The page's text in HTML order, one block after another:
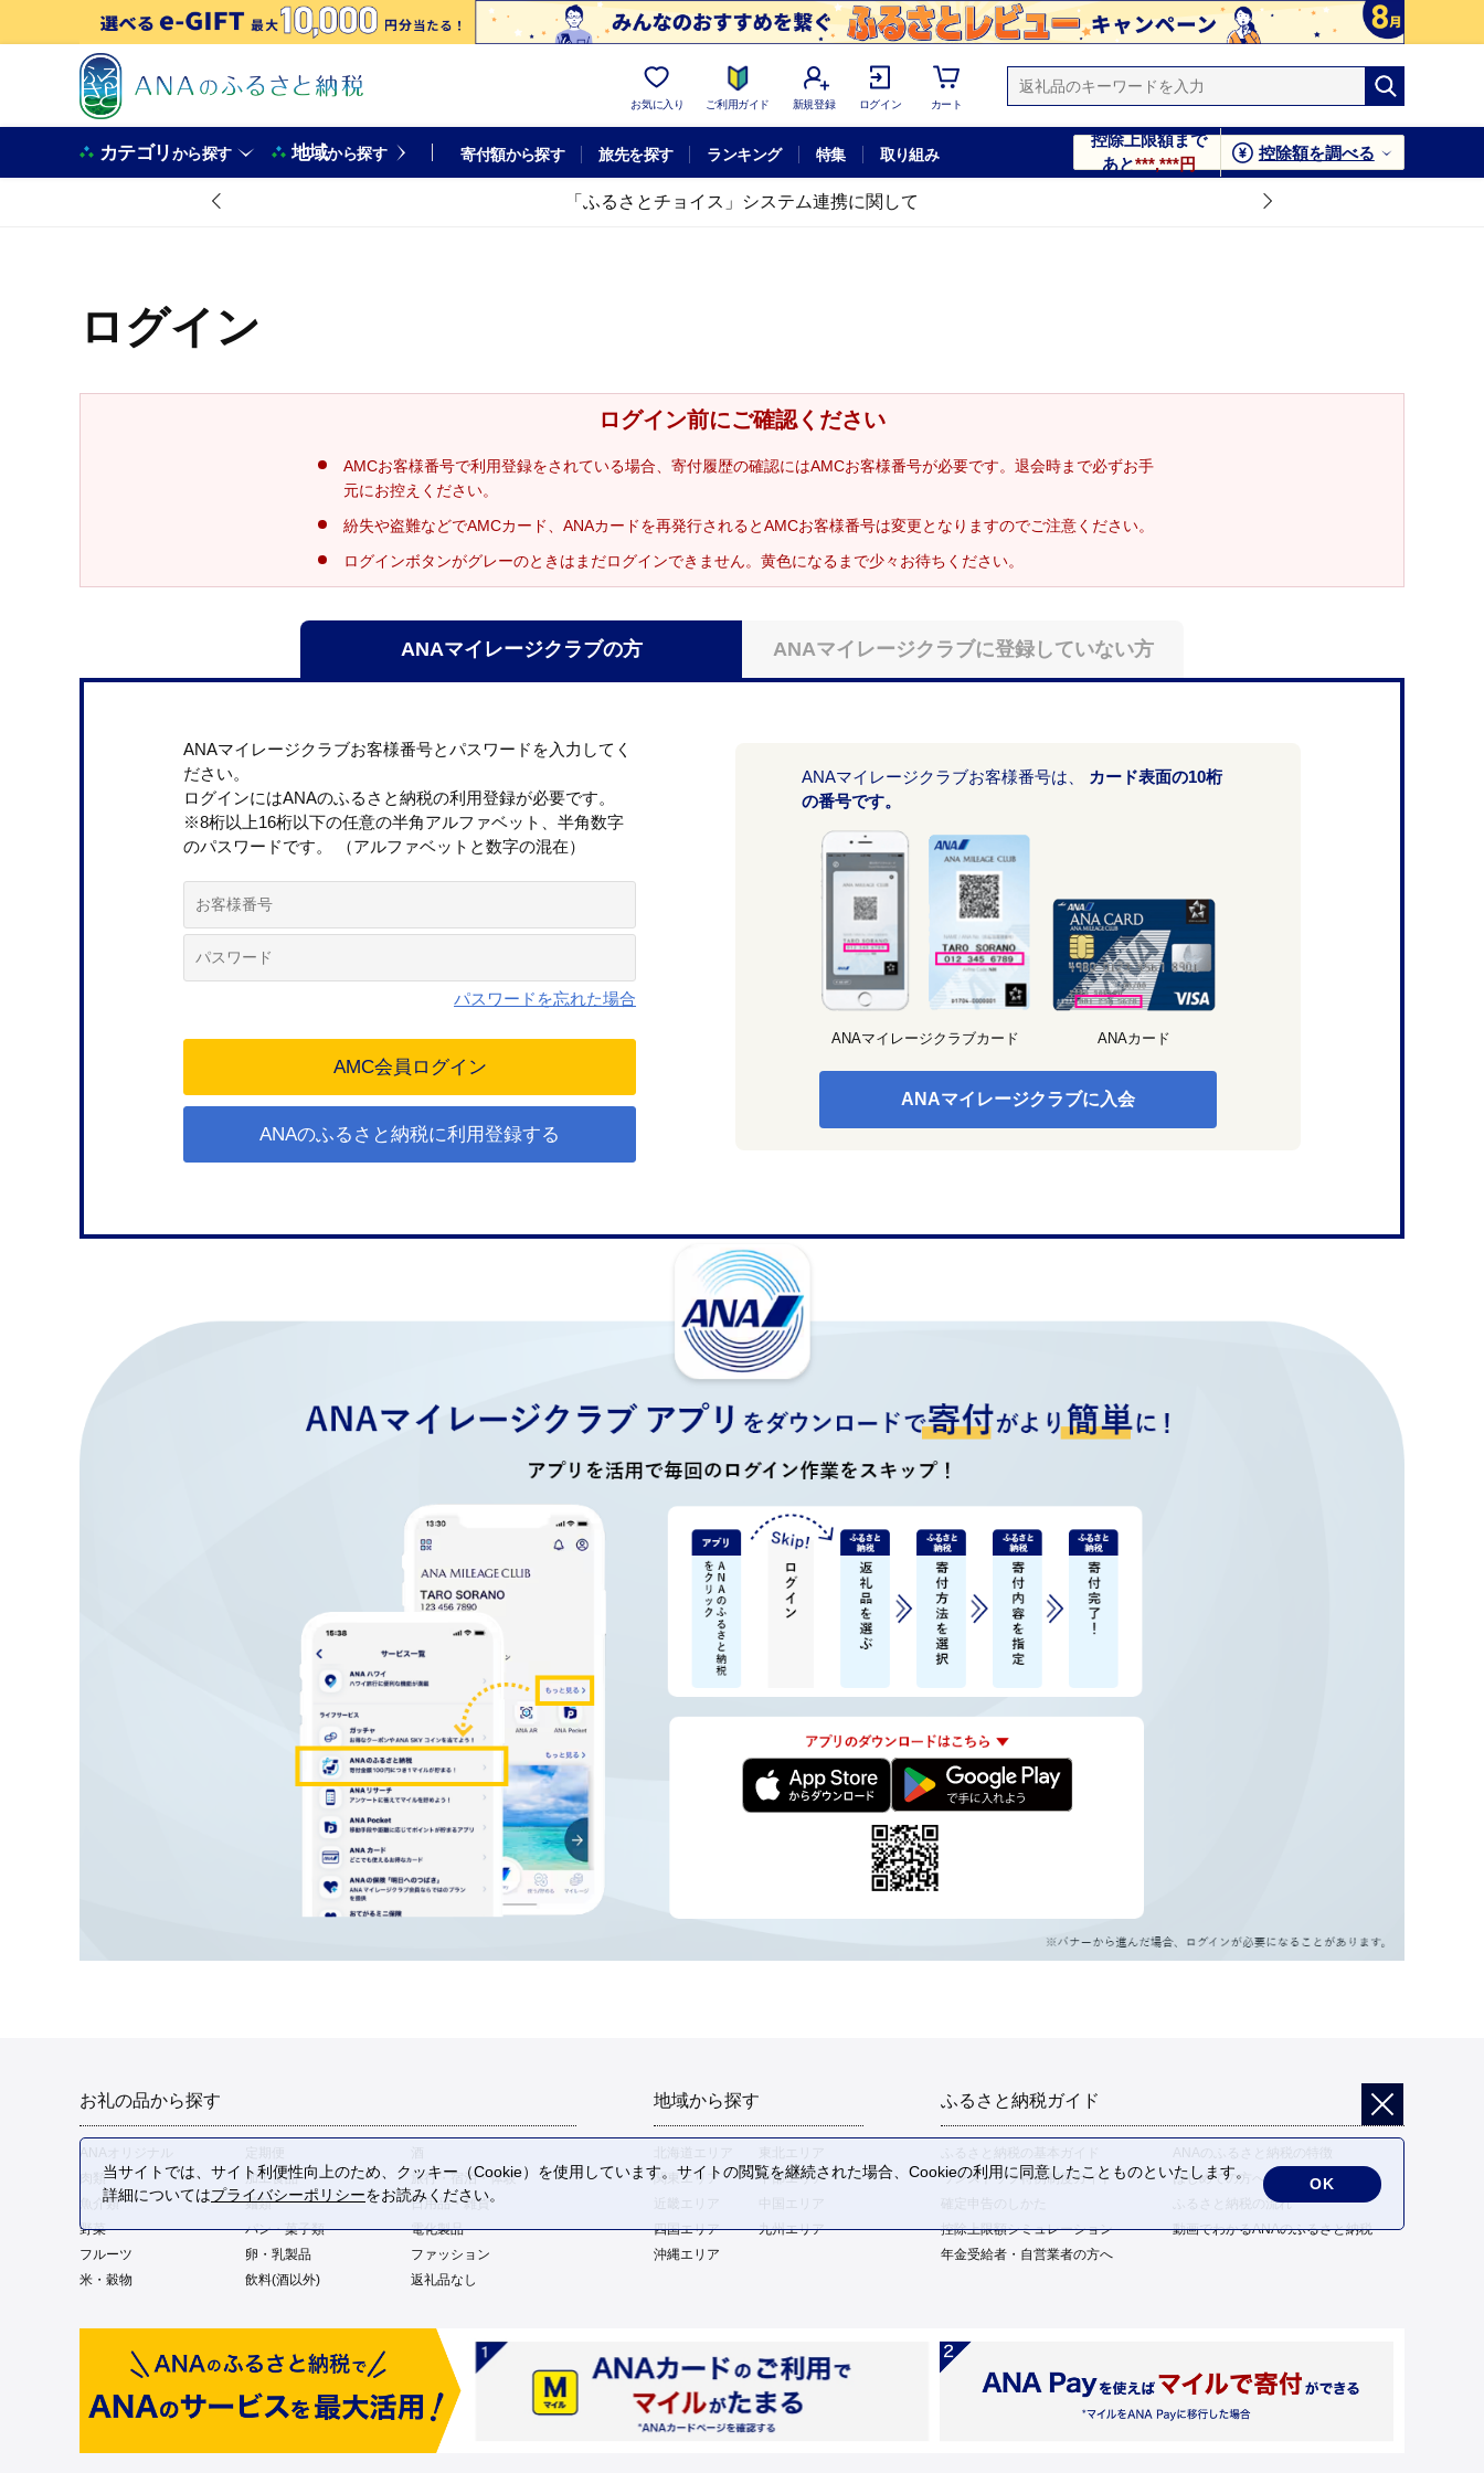
お気に入り ご利用ガイド 新規登録 ログイン カート
カテゴリから探す 地域から探す 寄付額から探す 旅先を探す ランキング 特集 取り組み
控除上限額まで
あと***,***円
控除額を調べる
「ふるさとチョイス」システム連携に関して
ログイン
ログイン前にご確認ください
AMCお客様番号で利用登録をされている場合、寄付履歴の確認にはAMCお客様番号が必要です。退会時まで必ずお手
元にお控えください。
紛失や盗難などでAMCカード、ANAカードを再発行されるとAMCお客様番号は変更となりますのでご注意ください。
ログインボタンがグレーのときはまだログインできません。黄色になるまで少々お待ちください。
ANAマイレージクラブの方 ANAマイレージクラブに登録していない方
ANAマイレージクラブお客様番号とパスワードを入力してく
ださい。
ログインにはANAのふるさと納税の利用登録が必要です。
※8桁以上16桁以下の任意の半角アルファベット、半角数字
のパスワードです。 （アルファベットと数字の混在）
パスワードを忘れた場合
ANAのふるさと納税に利用登録する
ANAマイレージクラブお客様番号は、
カード表面の10桁
の番号です。
ANAマイレージクラブカード ANAカード
ANAマイレージクラブに入会
お礼の品から探す
肉類
加工食品
旅行・宿泊・体験
魚介類
麺類
日用品・雑貨
野菜
パン・菓子類
電化製品
フルーツ
卵・乳製品
ファッション
米・穀物
飲料(酒以外) 返礼品なし
地域から探す
関東エリア
中部エリア
四国エリア
九州エリア
沖縄エリア
ふるさと納税ガイド
ふるさと納税の基本ガイド
ANAのふるさと納税の特徴
ワンストップ特例制度ガイド
はじめての方へ
ふるさと納税の流れ
控除上限額シミュレーション
動画でわかるANAのふるさと納税
年金受給者・自営業者の方へ
当サイトでは、サイト利便性向上のため、クッキー（Cookie）を使用しています。サイトの閲覧を継続された場合、Cookieの利用に同意したことものといたします。
詳細についてはプライバシーポリシーをお読みください。
OK